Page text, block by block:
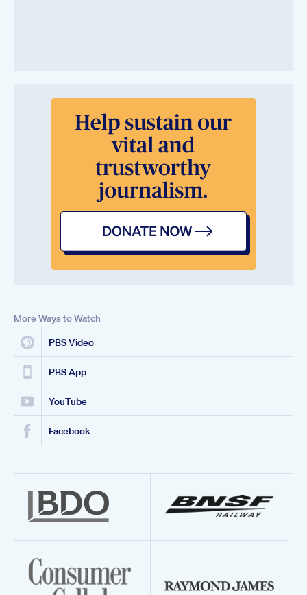
More Ways to Watch
PBS Video
PBS App
YouTube
Facebook